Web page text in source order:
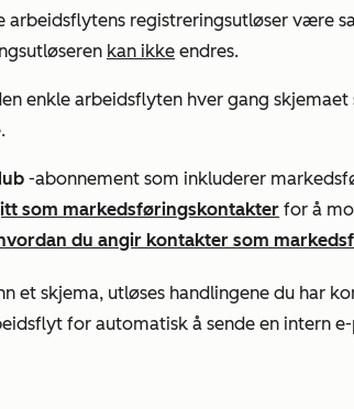
arbeidsflytens registreringsutløser være
kan ikke endres.
enkle arbeidsflyten hver gang skjemaet
-abonnement som inkluderer
som markedsføringskontakter for å
du angir kontakter som
et skjema, utløses handlingene du har
for automatisk å sende en intern